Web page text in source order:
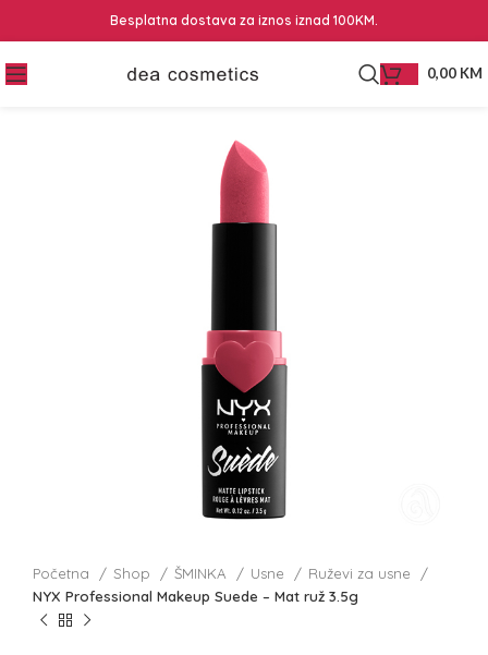
Besplatna dostava za iznos iznad 100KM.
0,00 KM
Početna Shop ŠMINKA Usne
Ruževi za usne
NYX Professional Makeup Suede – Mat ruž 3.5g